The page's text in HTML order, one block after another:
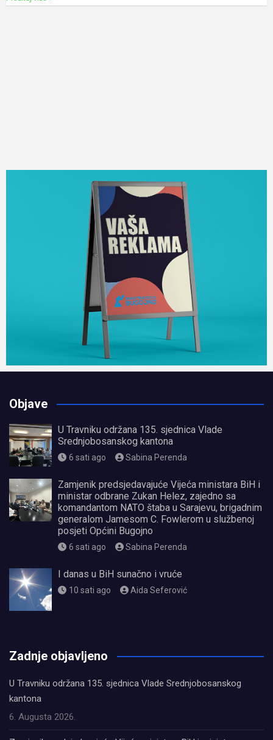
Objave
U Travniku održana 135. sjednica Vlade
Srednjobosanskog kantona
6 sati ago Sabina Perenda
Zamjenik predsjedavajuće Vijeća ministara BiH i
ministar odbrane Zukan Helez, zajedno sa
komandantom NATO štaba u Sarajevu, brigadnim
generalom Jamesom C. Fowlerom u službenoj
posjeti Općini Bugojno
6 sati ago Sabina Perenda
I danas u BiH sunačno i vruće
10 sati ago Aida Seferović
Zadnje objavljeno
U Travniku održana 135. sjednica Vlade Srednjobosanskog
kantona
6. Augusta 2026.